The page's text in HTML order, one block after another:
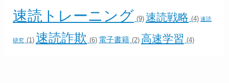
速読トレーニング (9) 速読戦略 (4) 速読
研究 (1) 速読詐欺 (6) 電子書籍 (2) 高速学習 (4)